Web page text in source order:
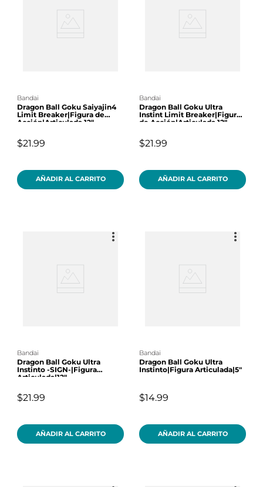
bandai
Dragon Ball Goku Saiyajin4
Limit Breaker|Figura de
Acción|Articulada 12"
$21.99
AÑADIR AL CARRITO
bandai
Dragon Ball Goku Ultra
Instint Limit Breaker|Figura
de Acción|Articulada 12"
$21.99
AÑADIR AL CARRITO
bandai
Dragon Ball Goku Ultra
Instinto -SIGN-|Figura
Articulada|12"
$21.99
AÑADIR AL CARRITO
bandai
Dragon Ball Goku Ultra
Instinto|Figura Articulada|5"
$14.99
AÑADIR AL CARRITO